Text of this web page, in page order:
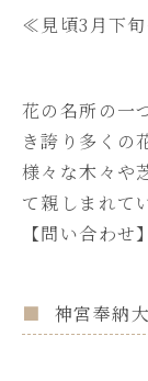
≪見頃3月下
花の名所の一
き誇り多くの
様々な木々や
て親しまれて
【問い合わ
神宮奉納